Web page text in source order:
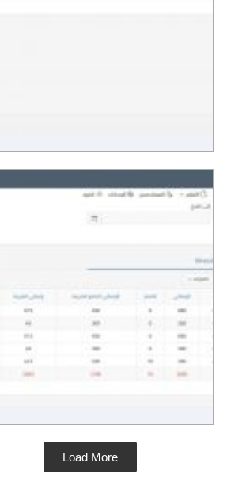
Load More